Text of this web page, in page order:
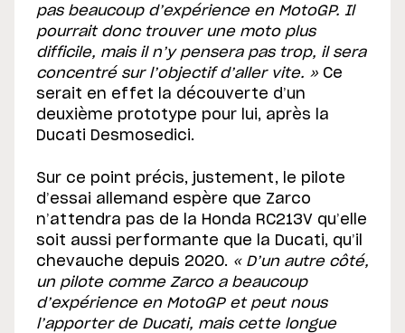
pas beaucoup d’expérience en MotoGP. Il
pourrait donc trouver une moto plus
difficile, mais il n’y pensera pas trop, il sera
concentré sur l’objectif d’aller vite. » Ce
serait en effet la découverte d’un
deuxième prototype pour lui, après la
Ducati Desmosedici.
Sur ce point précis, justement, le pilote
d’essai allemand espère que Zarco
n’attendra pas de la Honda RC213V qu’elle
soit aussi performante que la Ducati, qu’il
chevauche depuis 2020. « D’un autre côté,
un pilote comme Zarco a beaucoup
d’expérience en MotoGP et peut nous
l’apporter de Ducati, mais cette longue